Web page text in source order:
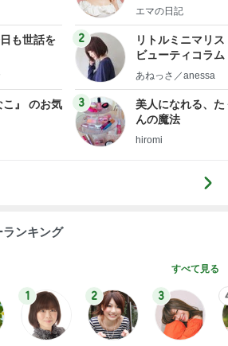
も世話を
こ』 のお気
社売却セカンドラ
エマの日記
2
リトルミニマリス
ビューティコラ
little
あねっさ／anessa
3
美人になれる、た
んの魔法
hiromi
ランキング
すべて見る
1 2 3